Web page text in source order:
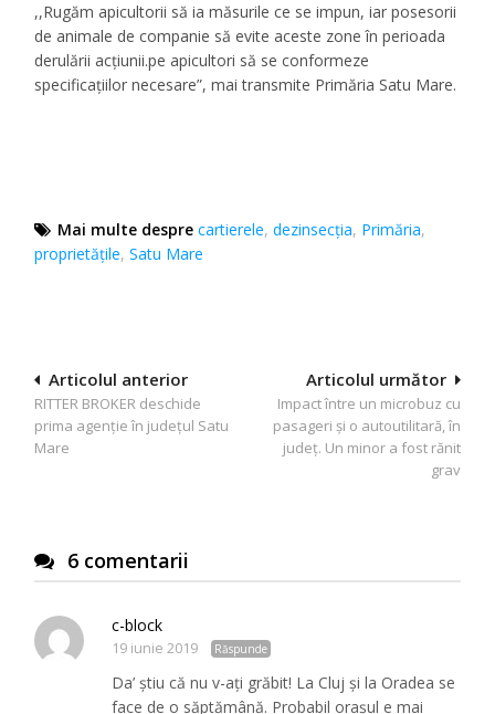
,,Rugăm apicultorii să ia măsurile ce se impun, iar posesorii
de animale de companie să evite aceste zone în perioada
derulării acţiunii.pe apicultori să se conformeze
specificaţiilor necesare”, mai transmite Primăria Satu Mare.
Mai multe despre cartierele,dezinsecția, Primăria,
proprietățile,Satu Mare
Navigare
în
articole
Articolul următor
Impact între un microbuz cu
pasageri și o autoutilitară, în
județ. Un minor a fost rănit
grav
Articolul anterior
RITTER BROKER deschide
prima agenţie în judeţul Satu
Mare
6 comentarii
c-block
19 iunie 2019 Răspunde
Da’ știu că nu v-ați grăbit! La Cluj și la Oradea se
face de o săptămână. Probabil orașul e mai